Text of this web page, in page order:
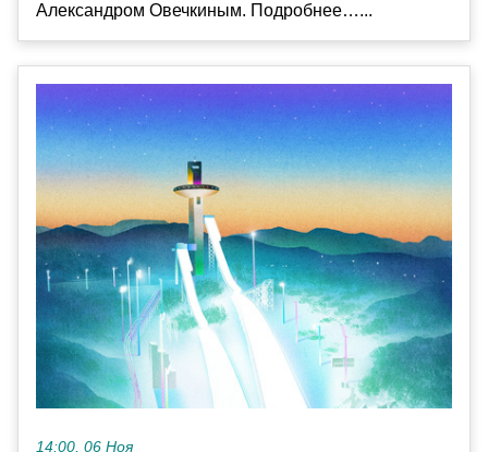
Александром Овечкиным. Подробнее…...
14:00, 06 Ноя